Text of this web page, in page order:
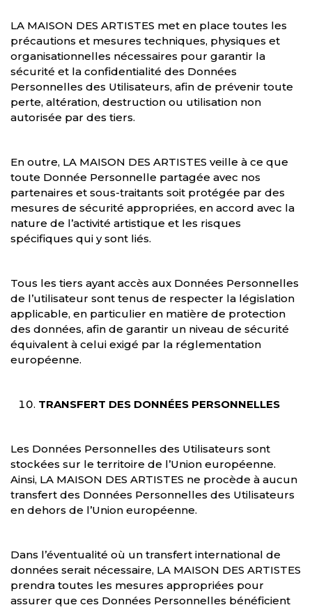
LA MAISON DES ARTISTES met en place toutes les
précautions et mesures techniques, physiques et
organisationnelles nécessaires pour garantir la
sécurité et la confidentialité des Données
Personnelles des Utilisateurs, afin de prévenir toute
perte, altération, destruction ou utilisation non
autorisée par des tiers.
En outre, LA MAISON DES ARTISTES veille à ce que
toute Donnée Personnelle partagée avec nos
partenaires et sous-traitants soit protégée par des
mesures de sécurité appropriées, en accord avec la
nature de l’activité artistique et les risques
spécifiques qui y sont liés.
Tous les tiers ayant accès aux Données Personnelles
de l’utilisateur sont tenus de respecter la législation
applicable, en particulier en matière de protection
des données, afin de garantir un niveau de sécurité
équivalent à celui exigé par la réglementation
européenne.
TRANSFERT DES DONNÉES PERSONNELLES
Les Données Personnelles des Utilisateurs sont
stockées sur le territoire de l’Union européenne.
Ainsi, LA MAISON DES ARTISTES ne procède à aucun
transfert des Données Personnelles des Utilisateurs
en dehors de l’Union européenne.
Dans l’éventualité où un transfert international de
données serait nécessaire, LA MAISON DES ARTISTES
prendra toutes les mesures appropriées pour
assurer que ces Données Personnelles bénéficient